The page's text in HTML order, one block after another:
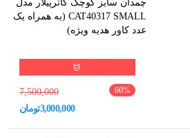
چمدان سایز کوچک کاترپیلار مدل
CAT40317 SMALL (به همراه یک
عدد کاور هدیه ویژه)
60%
7,500,000
3,000,000تومان